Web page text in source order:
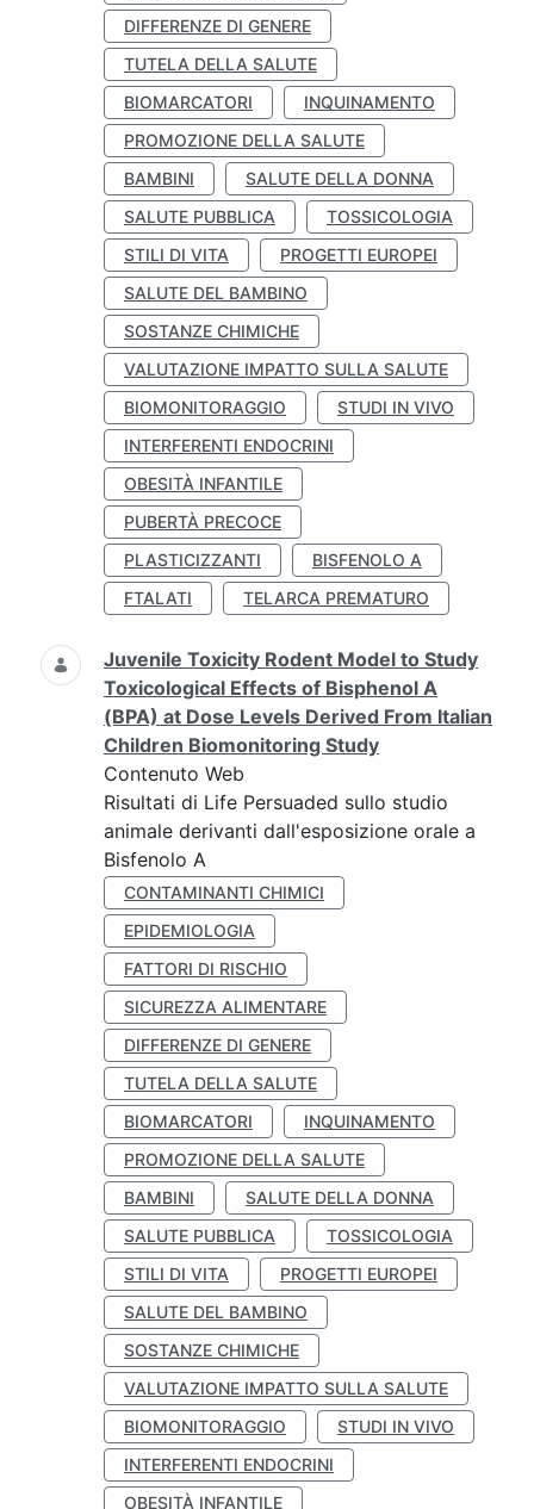
DIFFERENZE DI GENERE
TUTELA DELLA SALUTE
BIOMARCATORI
INQUINAMENTO
PROMOZIONE DELLA SALUTE
BAMBINI
SALUTE DELLA DONNA
SALUTE PUBBLICA
TOSSICOLOGIA
STILI DI VITA
PROGETTI EUROPEI
SALUTE DEL BAMBINO
SOSTANZE CHIMICHE
VALUTAZIONE IMPATTO SULLA SALUTE
BIOMONITORAGGIO
STUDI IN VIVO
INTERFERENTI ENDOCRINI
OBESITÀ INFANTILE
PUBERTÀ PRECOCE
PLASTICIZZANTI
BISFENOLO A
FTALATI
TELARCA PREMATURO
Juvenile Toxicity Rodent Model to Study
Toxicological Effects of Bisphenol A
(BPA) at Dose Levels Derived From Italian
Children Biomonitoring Study
Contenuto Web
Risultati di Life Persuaded sullo studio
animale derivanti dall'esposizione orale a
Bisfenolo A
CONTAMINANTI CHIMICI
EPIDEMIOLOGIA
FATTORI DI RISCHIO
SICUREZZA ALIMENTARE
DIFFERENZE DI GENERE
TUTELA DELLA SALUTE
BIOMARCATORI
INQUINAMENTO
PROMOZIONE DELLA SALUTE
BAMBINI
SALUTE DELLA DONNA
SALUTE PUBBLICA
TOSSICOLOGIA
STILI DI VITA
PROGETTI EUROPEI
SALUTE DEL BAMBINO
SOSTANZE CHIMICHE
VALUTAZIONE IMPATTO SULLA SALUTE
BIOMONITORAGGIO
STUDI IN VIVO
INTERFERENTI ENDOCRINI
OBESITÀ INFANTILE